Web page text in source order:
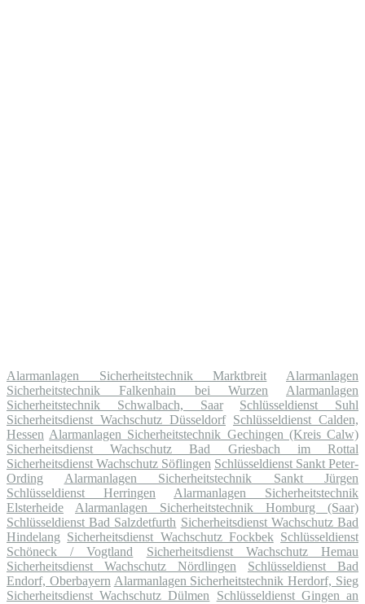
Alarmanlagen Sicherheitstechnik Marktbreit
Alarmanlagen
Sicherheitstechnik Falkenhain bei Wurzen
Alarmanlagen
Sicherheitstechnik Schwalbach, Saar
Schlüsseldienst Suhl
Sicherheitsdienst Wachschutz Düsseldorf Schlüsseldienst Calden,
Hessen Alarmanlagen Sicherheitstechnik Gechingen (Kreis Calw)
Sicherheitsdienst Wachschutz Bad Griesbach im Rottal
Sicherheitsdienst Wachschutz Söflingen Schlüsseldienst Sankt Peter-
Ording
Alarmanlagen Sicherheitstechnik Sankt Jürgen
Schlüsseldienst Herringen
Alarmanlagen Sicherheitstechnik
Elsterheide
Alarmanlagen Sicherheitstechnik Homburg (Saar)
Schlüsseldienst Bad Salzdetfurth Sicherheitsdienst Wachschutz Bad
Hindelang Sicherheitsdienst Wachschutz Fockbek Schlüsseldienst
Schöneck / Vogtland
Sicherheitsdienst Wachschutz Hemau
Sicherheitsdienst Wachschutz Nördlingen
Schlüsseldienst Bad
Endorf, Oberbayern Alarmanlagen Sicherheitstechnik Herdorf, Sieg
Sicherheitsdienst Wachschutz Dülmen
Schlüsseldienst Gingen an